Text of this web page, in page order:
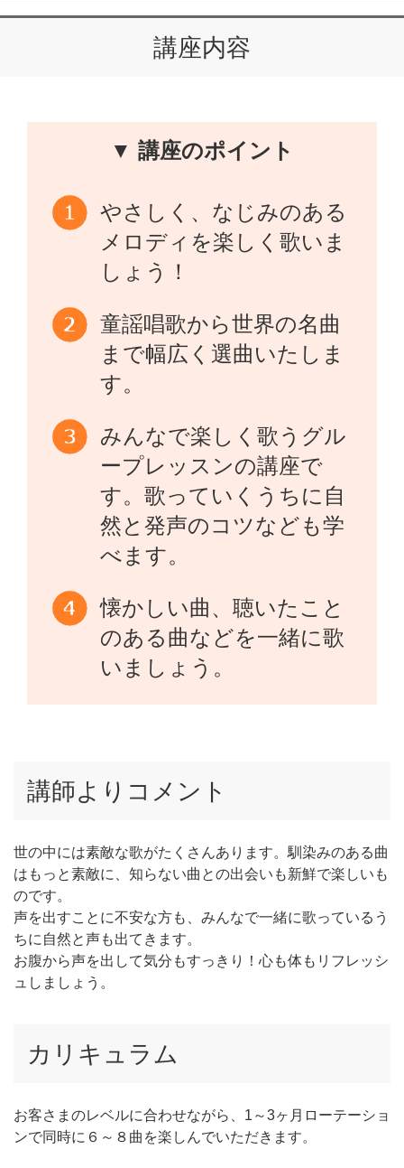
講座内容
▼ 講座のポイント
やさしく、なじみのある
メロディを楽しく歌いま
しょう！
童謡唱歌から世界の名曲
まで幅広く選曲いたしま
す。
みんなで楽しく歌うグル
ープレッスンの講座で
す。歌っていくうちに自
然と発声のコツなども学
べます。
懐かしい曲、聴いたこと
のある曲などを一緒に歌
いましょう。
講師よりコメント
世の中には素敵な歌がたくさんあります。馴染みのある曲
はもっと素敵に、知らない曲との出会いも新鮮で楽しいも
のです。
声を出すことに不安な方も、みんなで一緒に歌っているう
ちに自然と声も出てきます。
お腹から声を出して気分もすっきり！心も体もリフレッシ
ュしましょう。
カリキュラム
お客さまのレベルに合わせながら、1～3ヶ月ローテーショ
ンで同時に６～８曲を楽しんでいただきます。